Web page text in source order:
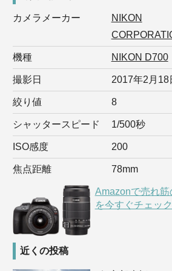
カメラメーカー
NIKON
機種 NIKON D700
撮影日 2017年2月18
絞り値 8
シャッタースピード 1/500秒
ISO感度 200
焦点距離 78mm
Amazonで売れ筋
を今すぐチェック
近くの投稿